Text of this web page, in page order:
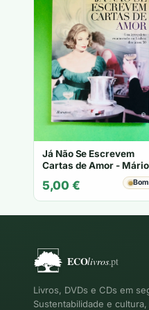
Já Não Se Escrevem
Cartas de Amor - Mário
5,00 € Bom
Livros, DVDs e CDs em
Sustentabilidade e